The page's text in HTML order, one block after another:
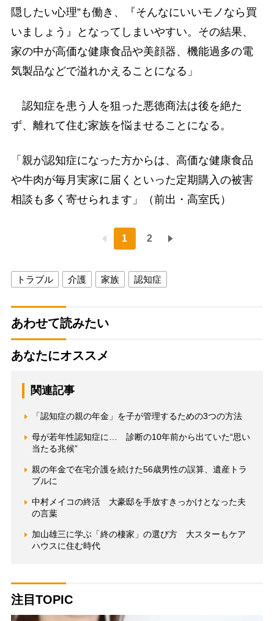
隠したい心理”も働き、『そんなにいいモノなら買
いましょう』となってしまいやすい。その結果、
家の中が高価な健康食品や美顔器、機能過多の電
気製品などで溢れかえることになる」
認知症を患う人を狙った悪徳商法は後を絶た
ず、離れて住む家族を悩ませることになる。
「親が認知症になった方からは、高価な健康食品
や牛肉が毎月実家に届くといった定期購入の被害
相談も多く寄せられます」（前出・高室氏）
1 2
トラブル 介護 家族 認知症
あわせて読みたい
あなたにオススメ
関連記事
「認知症の親の年金」を子が管理するための3つの方法
母が若年性認知症に… 診断の10年前から出ていた“思い
当たる兆候”
親の年金で在宅介護を続けた56歳男性の誤算、遺産トラ
ブルに
中村メイコの終活 大豪邸を手放すきっかけとなった夫
の言葉
加山雄三に学ぶ「終の棲家」の選び方 大スターもケア
ハウスに住む時代
注目TOPIC